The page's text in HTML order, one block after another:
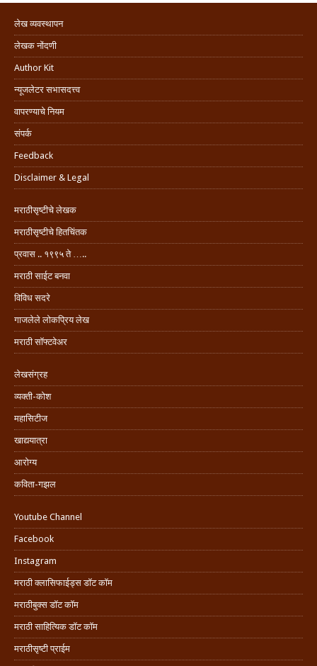
लेख व्यवस्थापन
लेखक नोंदणी
Author Kit
न्यूजलेटर सभासदत्त्व
वापरण्याचे नियम
संपर्क
Feedback
Disclaimer & Legal
मराठीसृष्टीचे लेखक
मराठीसृष्टीचे हितचिंतक
प्रवास .. १९९५ ते …..
मराठी साईट बनवा
विविध सदरे
गाजलेले लोकप्रिय लेख
मराठी सॉफ्टवेअर
लेखसंग्रह
व्यक्ती-कोश
महासिटीज
खाद्ययात्रा
आरोग्य
कविता-गझल
Youtube Channel
Facebook
Instagram
मराठी क्लासिफाईड्स डॉट कॉम
मराठीबुक्स डॉट कॉम
मराठी साहित्यिक डॉट कॉम
मराठीसृष्टी प्राईम